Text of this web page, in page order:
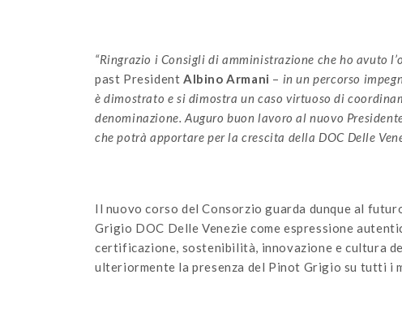
“Ringrazio i Consigli di amministrazione che ho avuto
past President Albino Armani – in un percorso
è dimostrato e si dimostra un caso virtuoso di
denominazione. Auguro buon lavoro al nuovo
che potrà apportare per la crescita della DOC Delle
Il nuovo corso del Consorzio guarda dunque al
Grigio DOC Delle Venezie come espressione
certificazione, sostenibilità, innovazione e cultura
ulteriormente la presenza del Pinot Grigio su tutti i